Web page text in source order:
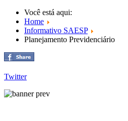
Você está aqui:
Home
Informativo SAESP
Planejamento Previdenciário
Twitter